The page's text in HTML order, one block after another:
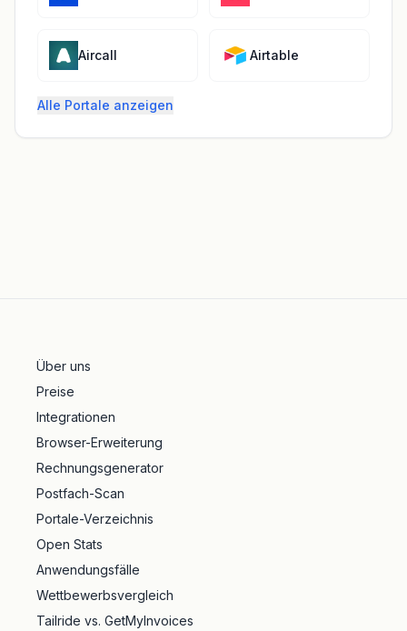
Aircall Airtable
Alle Portale anzeigen
Über uns
Preise
Integrationen
Browser-Erweiterung
Rechnungsgenerator
Postfach-Scan
Portale-Verzeichnis
Open Stats
Anwendungsfälle
Wettbewerbsvergleich
Tailride vs. GetMyInvoices